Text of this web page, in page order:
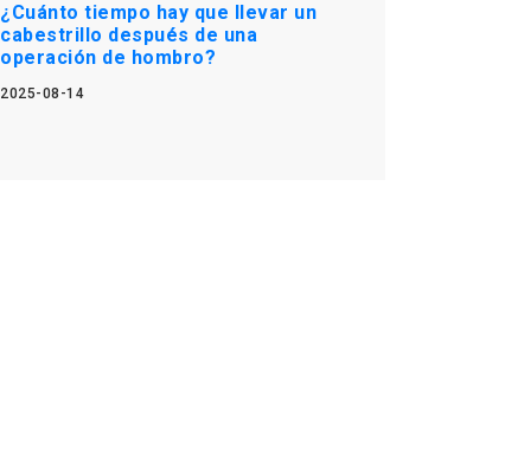
¿Cuánto tiempo hay que llevar un
cabestrillo después de una
operación de hombro?
2025-08-14